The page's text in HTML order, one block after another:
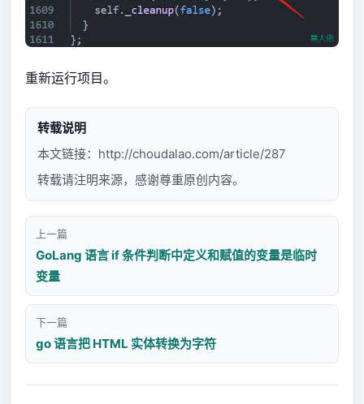
重新运行项目。
转载说明
本文链接： http://choudalao.com/article/287
转载请注明来源，感谢尊重原创内容。
上一篇
GoLang 语言 if 条件判断中定义和赋值的变量是临时
变量
下一篇
go 语言把 HTML 实体转换为字符